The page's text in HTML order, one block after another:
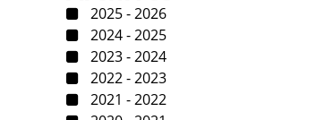
2025 - 2026
2024 - 2025
2023 - 2024
2022 - 2023
2021 - 2022